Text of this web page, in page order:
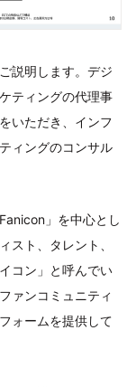
説明します。デジ
ティングの代理事
いただき、インフ
ィングのコンサル
」を中心とし
スト、タレント、
コン」と呼んでい
ァンコミュニティ
ォームを提供して